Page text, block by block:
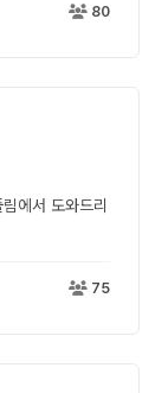
80
에서 도와드리
75